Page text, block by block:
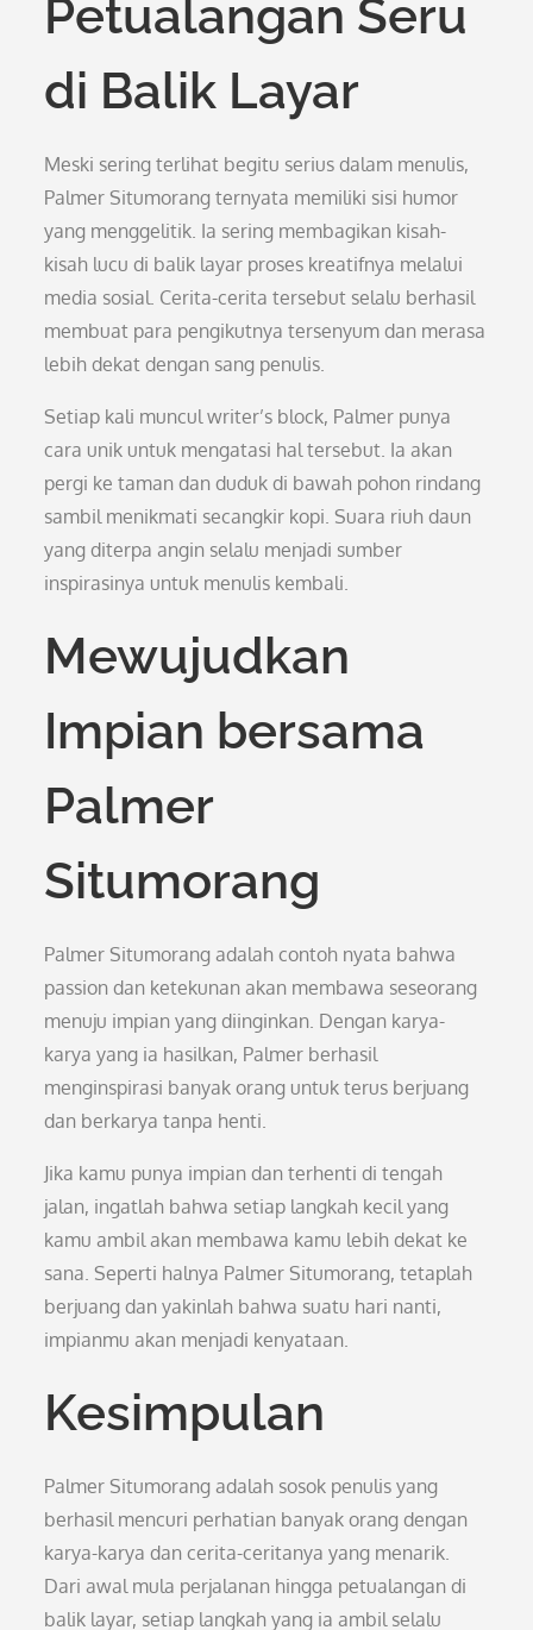
Petualangan Seru
di Balik Layar
Meski sering terlihat begitu serius dalam menulis,
Palmer Situmorang ternyata memiliki sisi humor
yang menggelitik. Ia sering membagikan kisah-
kisah lucu di balik layar proses kreatifnya melalui
media sosial. Cerita-cerita tersebut selalu berhasil
membuat para pengikutnya tersenyum dan merasa
lebih dekat dengan sang penulis.
Setiap kali muncul writer’s block, Palmer punya
cara unik untuk mengatasi hal tersebut. Ia akan
pergi ke taman dan duduk di bawah pohon rindang
sambil menikmati secangkir kopi. Suara riuh daun
yang diterpa angin selalu menjadi sumber
inspirasinya untuk menulis kembali.
Mewujudkan
Impian bersama
Palmer
Situmorang
Palmer Situmorang adalah contoh nyata bahwa
passion dan ketekunan akan membawa seseorang
menuju impian yang diinginkan. Dengan karya-
karya yang ia hasilkan, Palmer berhasil
menginspirasi banyak orang untuk terus berjuang
dan berkarya tanpa henti.
Jika kamu punya impian dan terhenti di tengah
jalan, ingatlah bahwa setiap langkah kecil yang
kamu ambil akan membawa kamu lebih dekat ke
sana. Seperti halnya Palmer Situmorang, tetaplah
berjuang dan yakinlah bahwa suatu hari nanti,
impianmu akan menjadi kenyataan.
Kesimpulan
Palmer Situmorang adalah sosok penulis yang
berhasil mencuri perhatian banyak orang dengan
karya-karya dan cerita-ceritanya yang menarik.
Dari awal mula perjalanan hingga petualangan di
balik layar, setiap langkah yang ia ambil selalu